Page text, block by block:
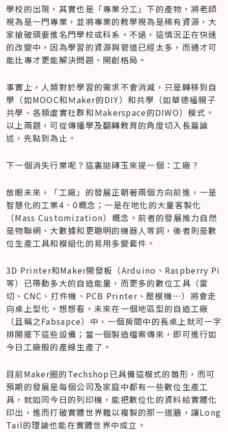
學校的出現，其實也是「專業分工」下的產物，將老師
視為是一門專業，並將專業的教學視為是稀有資源，大
家搶破頭要進名門學校或科系。不過，這情況正在快速
的改變中，因為學習的資源與管道已經太多，而通才可
能比專才更能解決問題、開創格局。
事實上，人類對於學習的需求不會消減，只是轉移到自
學（如MOOC和Ｍaker的DIY）和共學（如華德福親子
共學、各類虛實社群和Ｍakerspace的DIWO）模式。
以上兩題，可從傳播學及翻轉教育的角度切入長篇論
述，先點到為止。
下一個消失行業呢？這裏拋磚玉來提一個：工廠？
放眼未來，「工廠」的發展正朝著兩個方向前進，一是
智慧化的工業4．0概念；一是在地化的大量客製化
（Mass Customization）概念。前者的發展推力自然
是物聯網、大數據和更聰明的機器人等詞，後者則是數
位生產工具和模組化的易用多變套件。
3D Printer和Maker開發板（Arduino、Raspberry Pi
等）已帶動多大的自造能量，而更多的數位工具（雷
切、CNC、打件機、PCB Printer、壓模機…）將會走
向桌上型化。想想看，未來在一個地區型的自造工廠
（且稱之Fabsapce）中，一個房間中的長桌上就可一字
排開擺下這些設備；當一個製造檔案傳來，即可進行如
今日工廠般的產線生產了。
目前Maker圈的Techshop已具備這模式的雛形，而可
預期的發展是每個公司及家庭中都有一些數位生產工
具，就如同今日的列印機，能把數位化的資料給實體化
印出，進而打破實體世界難以複製的那一道牆，讓Long
Tail的理論也能在實體世界中成立。